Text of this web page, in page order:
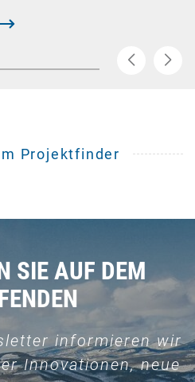
Projektfinder
SIE AUF DEM
informieren wir
Innovationen, neue